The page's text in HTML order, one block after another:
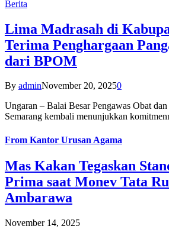
Berita
Lima Madrasah di
Terima Penghargaan
dari BPOM
By adminNovember 20, 20250
Ungaran – Balai Besar Pengawas Obat
Semarang kembali menunjukkan
From Kantor Urusan Agama
Mas Kakan Tegaskan
Prima saat Monev Tata
Ambarawa
November 14, 2025